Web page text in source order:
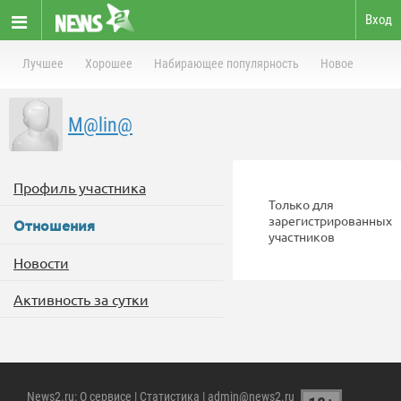
Вход
Лучшее Хорошее Набирающее популярность Новое
M@lin@
Профиль участника
Отношения
Новости
Активность за сутки
Только для
зарегистрированных
участников
News2.ru: О сервисе | Статистика | admin@news2.ru